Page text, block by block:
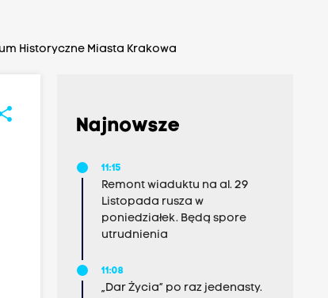
Historyczne Miasta Krakowa
Najnowsze
11:15
Remont wiaduktu na al. 29
Listopada rusza w
poniedziałek. Będą spore
utrudnienia
11:08
„Dar Życia” po raz jedenasty.